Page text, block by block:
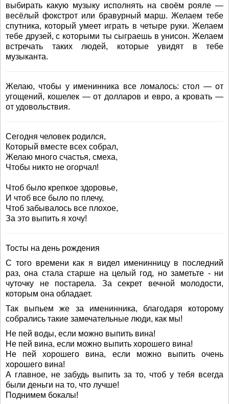
выбирать какую музыку исполнять на своём рояле —
весёлый фокстрот или бравурный марш. Желаем тебе
спутника, который умеет играть в четыре руки. Желаем
тебе друзей, с которыми ты сыграешь в унисон. Желаем
встречать таких людей, которые увидят в тебе
музыканта.
Желаю, чтобы у именинника все ломалось: стол — от
угощений, кошелек — от долларов и евро, а кровать —
от удовольствия.
Сегодня человек родился,
Который вместе всех собрал,
Желаю много счастья, смеха,
Чтобы никто не огорчал!
Чтоб было крепкое здоровье,
И чтоб все было по плечу,
Чтоб забывалось все плохое,
За это выпить я хочу!
Тосты на день рождения
С того времени как я видел именинницу в последний
раз, она стала старше на целый год, но заметьте - ни
чуточку не постарела. За секрет вечной молодости,
которым она обладает.
Так выпьем же за именинника, благодаря которому
собрались такие замечательные люди, как мы!
Не пей воды, если можно выпить вина!
Не пей вина, если можно выпить хорошего вина!
Не пей хорошего вина, если можно выпить очень
хорошего вина!
А главное, не забудь выпить за то, чтоб у тебя всегда
были деньги на то, что лучше!
Поднимем бокалы!